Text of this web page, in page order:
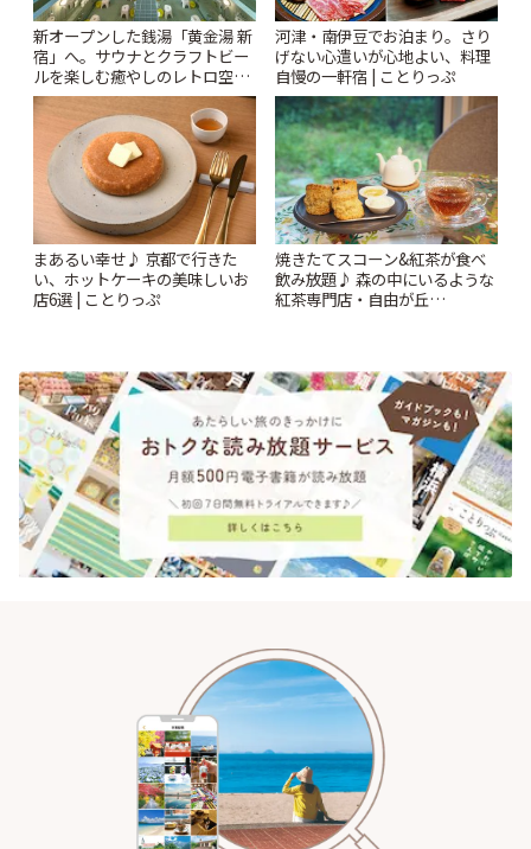
新オープンした銭湯「黄金湯 新
宿」へ。サウナとクラフトビー
ルを楽しむ癒やしのレトロ空間
| ことりっぷ
河津・南伊豆でお泊まり。さり
げない心遣いが心地よい、料理
自慢の一軒宿 | ことりっぷ
まあるい幸せ♪ 京都で行きた
い、ホットケーキの美味しいお
店6選 | ことりっぷ
焼きたてスコーン&紅茶が食べ
飲み放題♪ 森の中にいるような
紅茶専門店・自由が丘